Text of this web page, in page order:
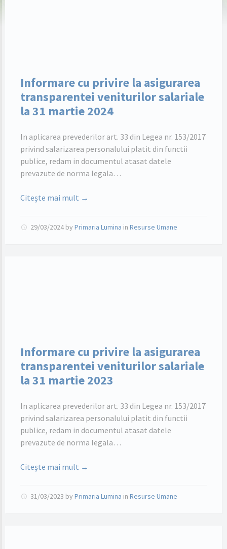
Informare cu privire la asigurarea
transparentei veniturilor salariale
la 31 martie 2024
In aplicarea prevederilor art. 33 din Legea nr. 153/2017
privind salarizarea personalului platit din functii
publice, redam in documentul atasat datele
prevazute de norma legala…
Citește mai mult →
29/03/2024 by Primaria Lumina in Resurse Umane
Informare cu privire la asigurarea
transparentei veniturilor salariale
la 31 martie 2023
In aplicarea prevederilor art. 33 din Legea nr. 153/2017
privind salarizarea personalului platit din functii
publice, redam in documentul atasat datele
prevazute de norma legala…
Citește mai mult →
31/03/2023 by Primaria Lumina in Resurse Umane